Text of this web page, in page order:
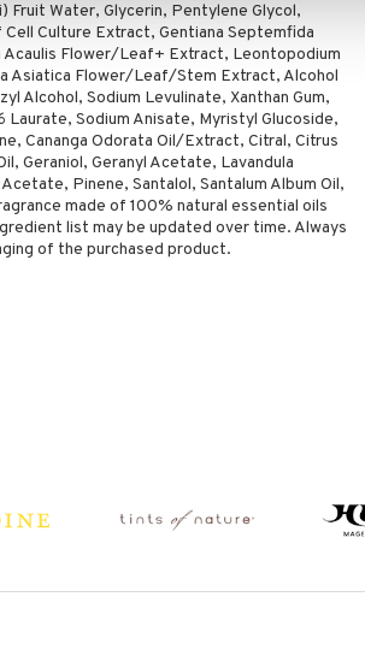
Fruit Water, Glycerin, Pentylene Glycol,
Culture Extract, Gentiana Septemfida
Flower/Leaf+ Extract, Leontopodium
Asiatica Flower/Leaf/Stem Extract, Alcohol
Alcohol, Sodium Levulinate, Xanthan Gum,
Sodium Anisate, Myristyl Glucoside,
Cananga Odorata Oil/Extract, Citral, Citrus
Geraniol, Geranyl Acetate, Lavandula
Pinene, Santalol, Santalum Album Oil,
made of 100% natural essential oils
list may be updated over time. Always
of the purchased product.